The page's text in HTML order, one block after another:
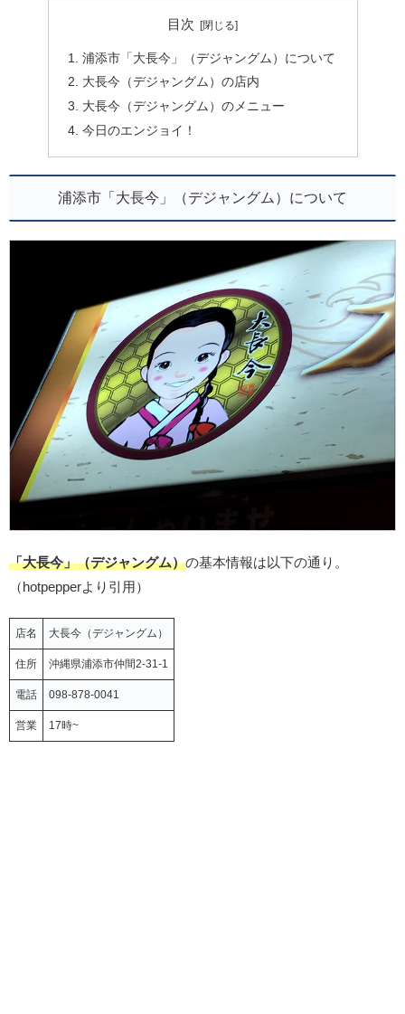
目次
浦添市「大長今」（デジャングム）について
大長今（デジャングム）の店内
大長今（デジャングム）のメニュー
今日のエンジョイ！
浦添市「大長今」（デジャングム）について
「大長今」（デジャングム）の基本情報は以下の通り。
（hotpepperより引用）
店名 大長今（デジャングム）
住所 沖縄県浦添市仲間2-31-1
電話 098-878-0041
営業 17時~